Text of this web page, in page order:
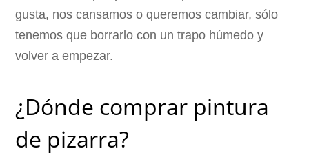
gusta, nos cansamos o queremos cambiar, sólo
tenemos que borrarlo con un trapo húmedo y
volver a empezar.
¿Dónde comprar pintura
de pizarra?